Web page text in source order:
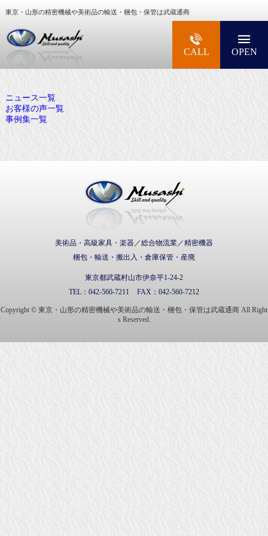
東京・山形の精密機械や美術品の輸送・梱包・保管は武蔵通商
大型精密機械・美術品・高級楽器の梱包・輸送
CALL OPEN
ニュース一覧
お客様の声一覧
事例集一覧
美術品・高級家具・楽器／総合物流業／精密機器
梱包・輸送・搬出入・倉庫保管・産廃
東京都武蔵村山市伊奈平1-24-2
TEL： 042-560-7211 FAX： 042-560-7212
Copyright © 東京・山形の精密機械や美術品の輸送・梱包・保管は武蔵通商 All Right
s Reserved.